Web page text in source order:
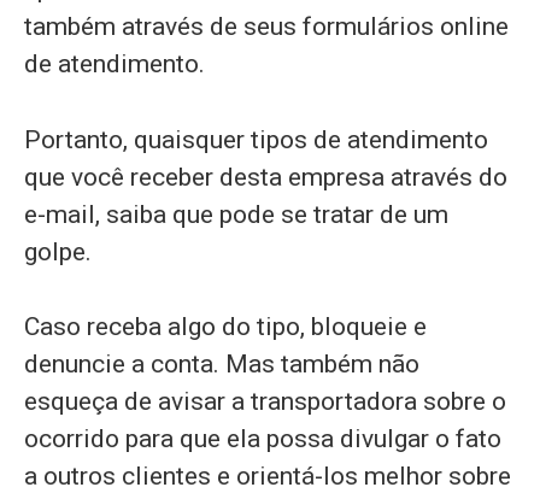
também através de seus formulários online
de atendimento.
Portanto, quaisquer tipos de atendimento
que você receber desta empresa através do
e-mail, saiba que pode se tratar de um
golpe.
Caso receba algo do tipo, bloqueie e
denuncie a conta. Mas também não
esqueça de avisar a transportadora sobre o
ocorrido para que ela possa divulgar o fato
a outros clientes e orientá-los melhor sobre